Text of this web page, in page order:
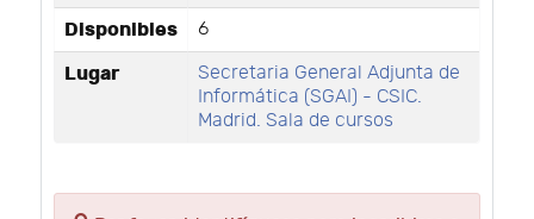
Disponibles 6
Lugar
Secretaria General Adjunta de
Informática (SGAI) - CSIC.
Madrid. Sala de cursos